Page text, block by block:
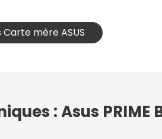
Carte mère ASUS
: Asus PRIME